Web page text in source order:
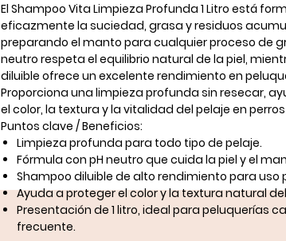
El Shampoo Vita Limpieza Profunda 1 Litro está
eficazmente la suciedad, grasa y residuos
preparando el manto para cualquier proceso de
neutro respeta el equilibrio natural de la piel,
diluible ofrece un excelente rendimiento en
Proporciona una limpieza profunda sin resecar,
el color, la textura y la vitalidad del pelaje en
Puntos clave / Beneficios:
Limpieza profunda para todo tipo de pelaje.
Fórmula con pH neutro que cuida la piel y el
Shampoo diluible de alto rendimiento para uso
Ayuda a proteger el color y la textura natural
Presentación de 1 litro, ideal para peluquerías
frecuente.